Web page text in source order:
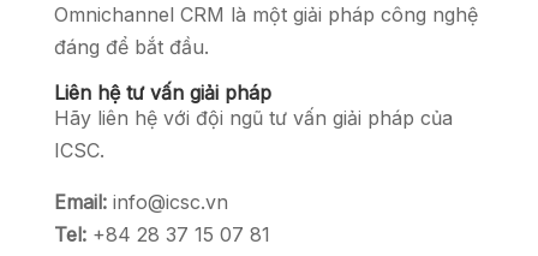
Omnichannel CRM là một giải pháp công nghệ
đáng để bắt đầu.
Liên hệ tư vấn giải pháp
Hãy liên hệ với đội ngũ tư vấn giải pháp của
ICSC.
Email:info@icsc.vn
Tel:+84 28 37 15 07 81